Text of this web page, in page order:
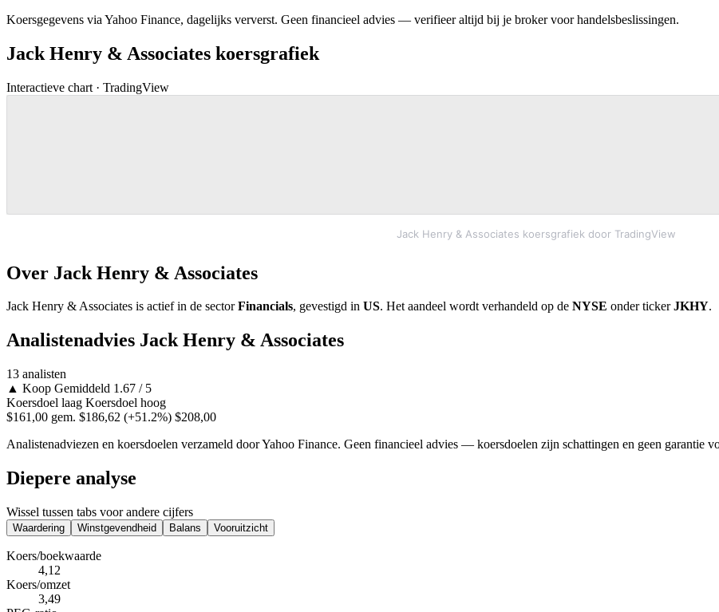
Koersgegevens via Yahoo Finance, dagelijks ververst. Geen financieel advies — verifieer altijd bij je broker voor handelsbeslissingen.
Jack Henry & Associates koersgrafiek
Interactieve chart · TradingView
Jack Henry & Associates koersgrafiek door TradingView
Over Jack Henry & Associates
Jack Henry & Associates is actief in de sectorFinancials, gevestigd in US. Het aandeel wordt verhandeld op de NYSE onder tickerJKHY.
Analistenadvies Jack Henry & Associates
13 analisten
▲ Koop Gemiddeld 1.67 / 5
Koersdoel laag Koersdoel hoog
$161,00 gem. $186,62 (+51.2%) $208,00
Analistenadviezen en koersdoelen verzameld door Yahoo Finance. Geen financieel advies — koersdoelen zijn schattingen en geen garantie
Diepere analyse
Wissel tussen tabs voor andere cijfers
Waardering Winstgevendheid Balans Vooruitzicht
Koers/boekwaarde
4,12
Koers/omzet
3,49